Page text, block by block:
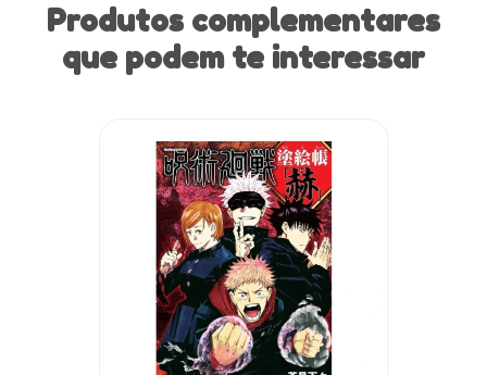
Produtos complementares
que podem te interessar